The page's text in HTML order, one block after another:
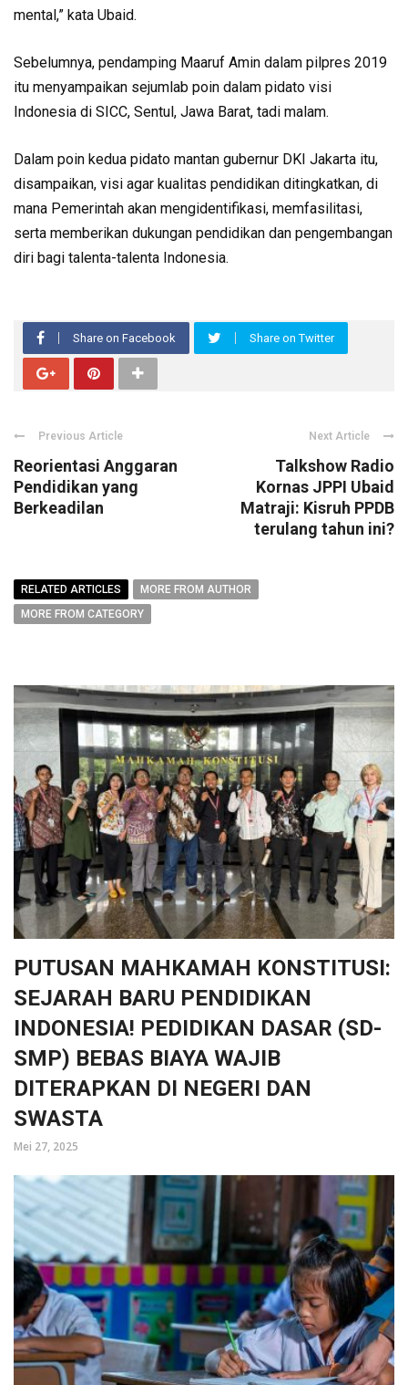
mental,” kata Ubaid.
Sebelumnya, pendamping Maaruf Amin dalam pilpres 2019
itu menyampaikan sejumlab poin dalam pidato visi
Indonesia di SICC, Sentul, Jawa Barat, tadi malam.
Dalam poin kedua pidato mantan gubernur DKI Jakarta itu,
disampaikan, visi agar kualitas pendidikan ditingkatkan, di
mana Pemerintah akan mengidentifikasi, memfasilitasi,
serta memberikan dukungan pendidikan dan pengembangan
diri bagi talenta-talenta Indonesia.
Share on Facebook Share on Twitter
Previous Article
Reorientasi Anggaran
Pendidikan yang
Berkeadilan
Next Article
Talkshow Radio
Kornas JPPI Ubaid
Matraji: Kisruh PPDB
terulang tahun ini?
RELATED ARTICLES
MORE FROM AUTHOR
MORE FROM CATEGORY
PUTUSAN MAHKAMAH KONSTITUSI:
SEJARAH BARU PENDIDIKAN
INDONESIA! PEDIDIKAN DASAR (SD-
SMP) BEBAS BIAYA WAJIB
DITERAPKAN DI NEGERI DAN
SWASTA
Mei 27, 2025